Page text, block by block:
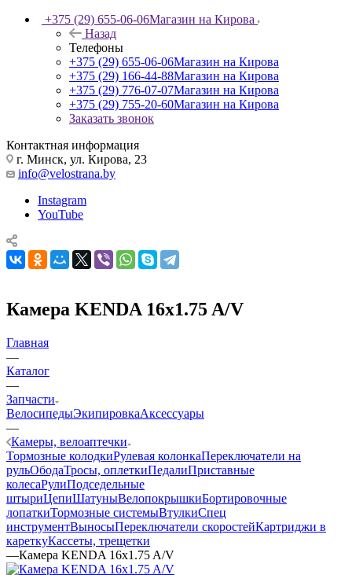
+375 (29) 655-06-06Магазин на Кирова
Назад
Телефоны
+375 (29) 655-06-06Магазин на Кирова
+375 (29) 166-44-88Магазин на Кирова
+375 (29) 776-07-07Магазин на Кирова
+375 (29) 755-20-60Магазин на Кирова
Заказать звонок
Контактная информация
г. Минск, ул. Кирова, 23
info@velostrana.by
Instagram
YouTube
Камера KENDA 16x1.75 A/V
Главная
—
Каталог
—
Запчасти
ВелосипедыЭкипировкаАксессуары
—
Камеры, велоаптечки
Тормозные колодкиРулевая колонкаПереключатели на
рульОбодаТросы, оплеткиПедалиПриставные
колесаРулиПодседельные
штыриЦепиШатуныВелопокрышкиБортировочные
лопаткиТормозные системыВтулкиСпец
инструментВыносыПереключатели скоростейКартриджи в
кареткуКассеты, трещетки
—Камера KENDA 16x1.75 A/V